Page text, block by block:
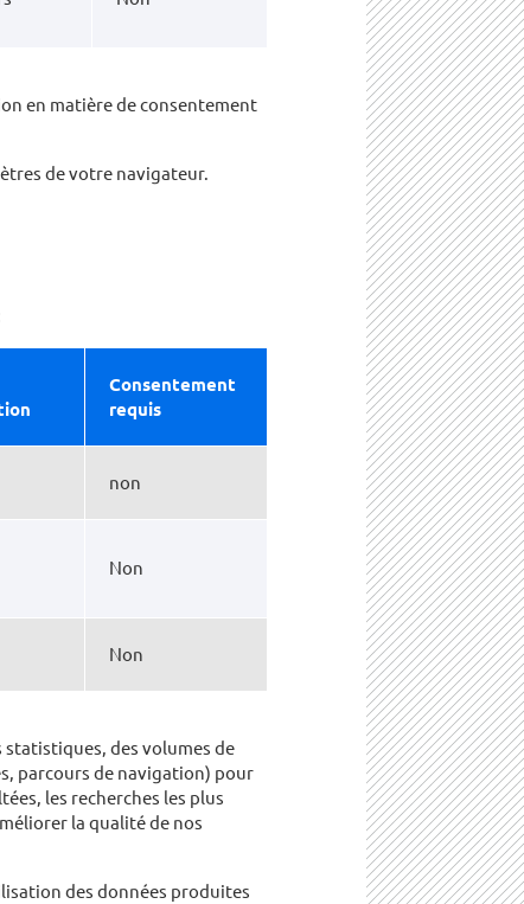
en matière de consentement
de votre navigateur.
Consentement
requis
non
Non
Non
des volumes de
parcours de navigation) pour
les recherches les plus
la qualité de nos
des données produites